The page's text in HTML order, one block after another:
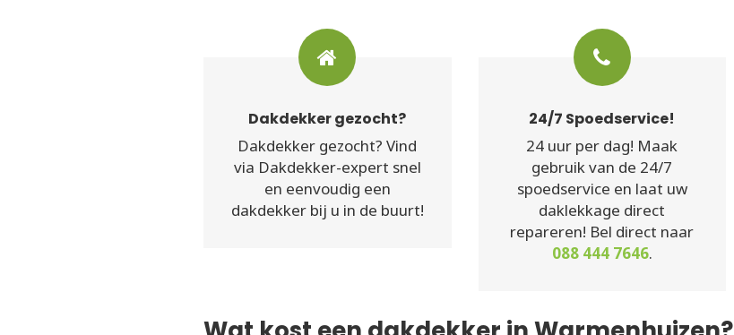
Dakdekker gezocht?
Dakdekker gezocht? Vind
via Dakdekker-expert snel
en eenvoudig een
dakdekker bij u in de buurt!
24/7 Spoedservice!
24 uur per dag! Maak
gebruik van de 24/7
spoedservice en laat uw
daklekkage direct
repareren! Bel direct naar
088 444 7646.